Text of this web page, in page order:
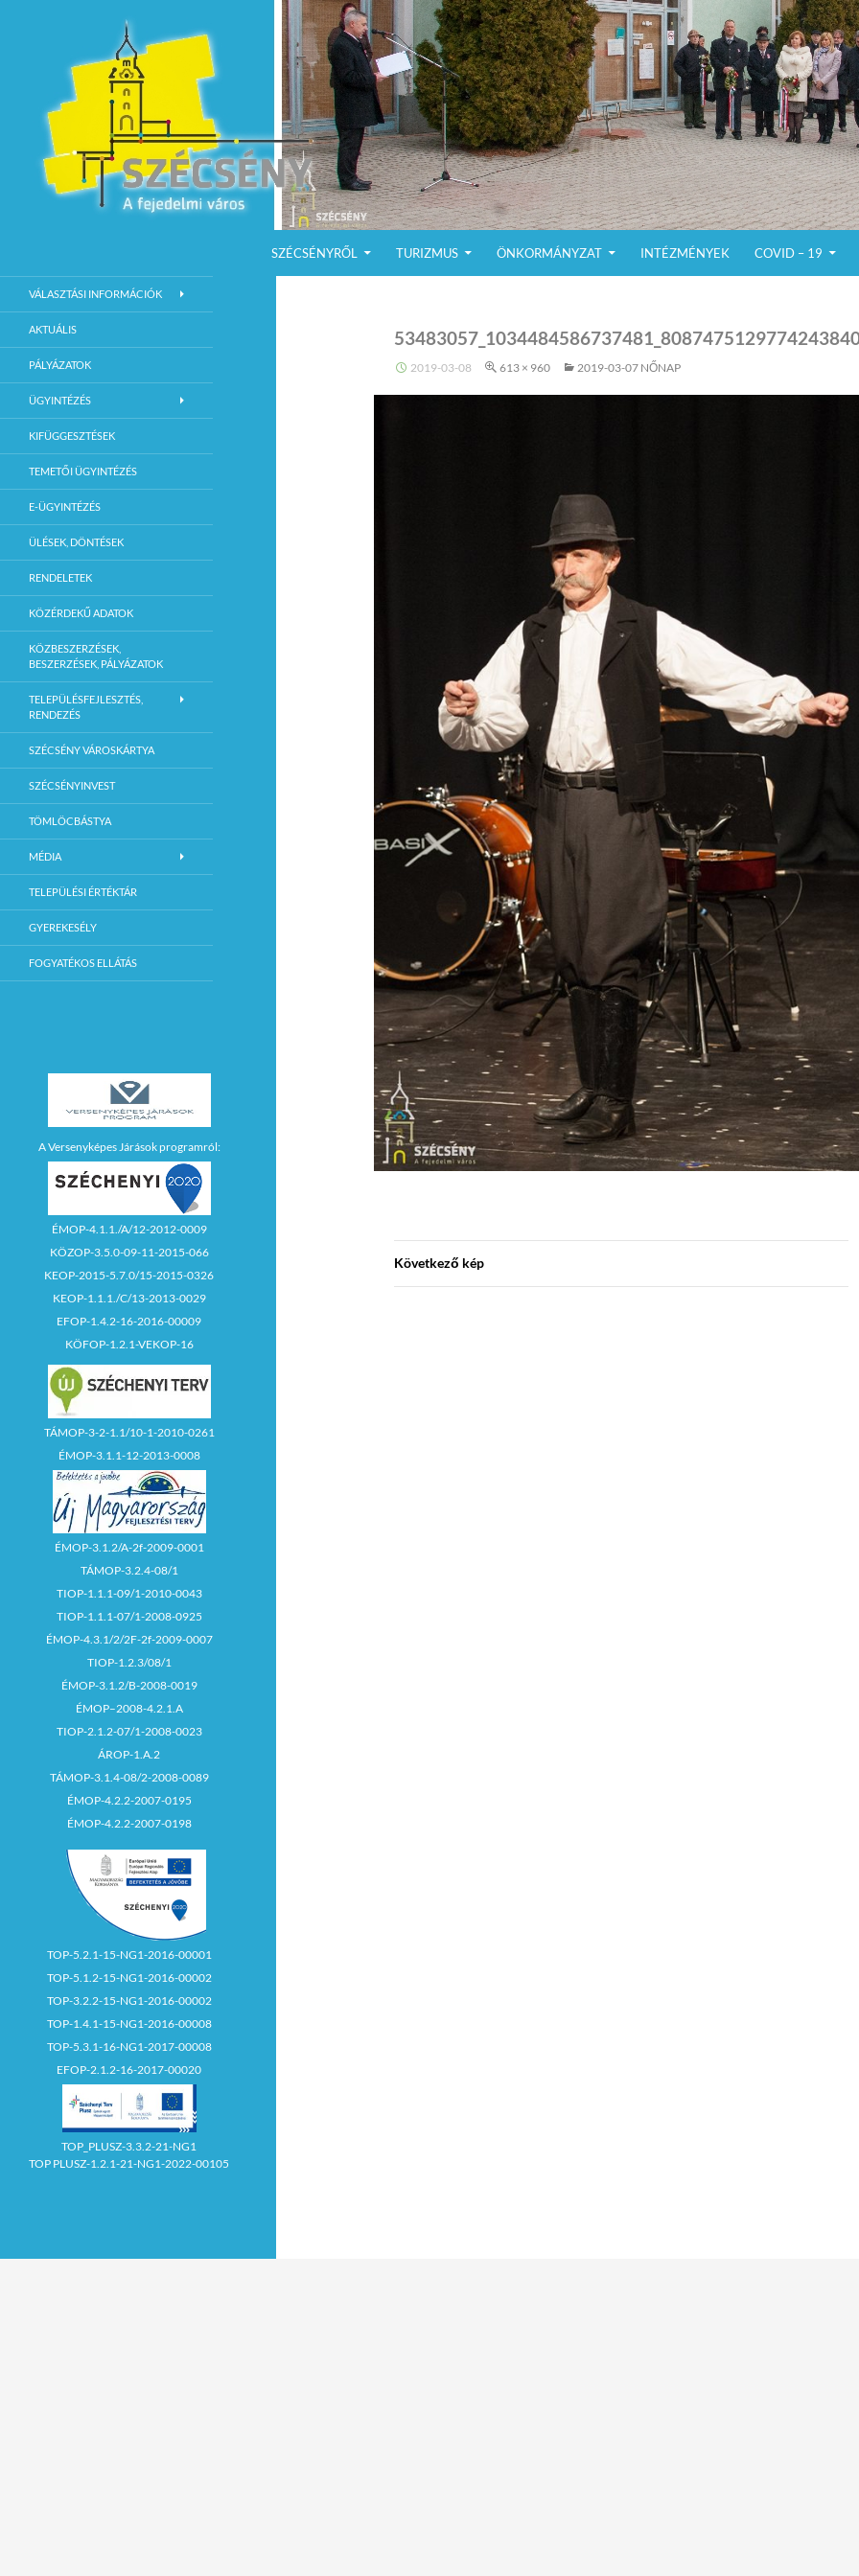
SZÉCSÉNYRŐL
TURIZMUS ÖNKORMÁNYZAT INTÉZMÉNYEK COVID – 19
2019-03-08 613 × 960 2019-03-07 NŐNAP
Következő kép
Szécsény Város Hivatalos Weboldala
VÁLASZTÁSI INFORMÁCIÓK
AKTUÁLIS
PÁLYÁZATOK
ÜGYINTÉZÉS
KIFÜGGESZTÉSEK
TEMETŐI ÜGYINTÉZÉS
E-ÜGYINTÉZÉS
ÜLÉSEK, DÖNTÉSEK
RENDELETEK
KÖZÉRDEKŰ ADATOK
KÖZBESZERZÉSEK,
BESZERZÉSEK, PÁLYÁZATOK
TELEPÜLÉSFEJLESZTÉS,
RENDEZÉS
SZÉCSÉNY VÁROSKÁRTYA
SZÉCSÉNYINVEST
TÖMLÖCBÁSTYA
MÉDIA
TELEPÜLÉSI ÉRTÉKTÁR
GYEREKESÉLY
FOGYATÉKOS ELLÁTÁS
A Versenyképes Járások programról:
ÉMOP-4.1.1./A/12-2012-0009
KÖZOP-3.5.0-09-11-2015-066
KEOP-2015-5.7.0/15-2015-0326
KEOP-1.1.1./C/13-2013-0029
EFOP-1.4.2-16-2016-00009
KÖFOP-1.2.1-VEKOP-16
TÁMOP-3-2-1.1/10-1-2010-0261
ÉMOP-3.1.1-12-2013-0008
ÉMOP-3.1.2/A-2f-2009-0001
TÁMOP-3.2.4-08/1
TIOP-1.1.1-09/1-2010-0043
TIOP-1.1.1-07/1-2008-0925
ÉMOP-4.3.1/2/2F-2f-2009-0007
TIOP-1.2.3/08/1
ÉMOP-3.1.2/B-2008-0019
ÉMOP–2008-4.2.1.A
TIOP-2.1.2-07/1-2008-0023
ÁROP-1.A.2
TÁMOP-3.1.4-08/2-2008-0089
ÉMOP-4.2.2-2007-0195
ÉMOP-4.2.2-2007-0198
TOP-5.2.1-15-NG1-2016-00001
TOP-5.1.2-15-NG1-2016-00002
TOP-3.2.2-15-NG1-2016-00002
TOP-1.4.1-15-NG1-2016-00008
TOP-5.3.1-16-NG1-2017-00008
EFOP-2.1.2-16-2017-00020
TOP_PLUSZ-3.3.2-21-NG1
TOP PLUSZ-1.2.1-21-NG1-2022-00105